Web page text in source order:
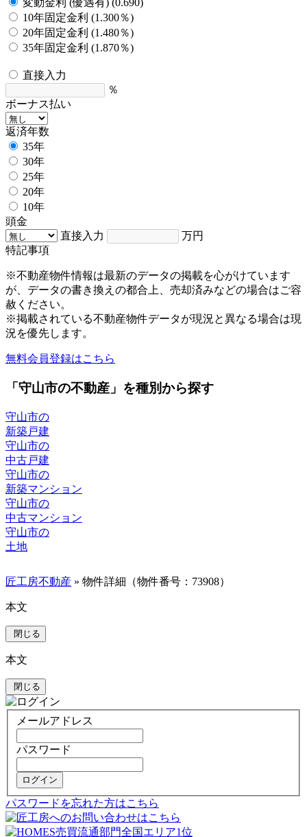
変動金利 (優遇有) (0.690)
10年固定金利 (1.300％)
20年固定金利 (1.480％)
35年固定金利 (1.870％)
直接入力
％
ボーナス払い
返済年数
35年
30年
25年
20年
10年
頭金
直接入力
万円
特記事項
※不動産物件情報は最新のデータの掲載を心がけています
が、データの書き換えの都合上、売却済みなどの場合はご容
赦ください。
※掲載されている不動産物件データが現況と異なる場合は現
況を優先します。
無料会員登録はこちら
「守山市の不動産」を種別から探す
守山市の
新築戸建
守山市の
中古戸建
守山市の
新築マンション
守山市の
中古マンション
守山市の
土地
匠工房不動産 » 物件詳細（物件番号：73908）
本文
閉じる
本文
閉じる
メールアドレス
パスワード
ログイン
パスワードを忘れた方はこちら